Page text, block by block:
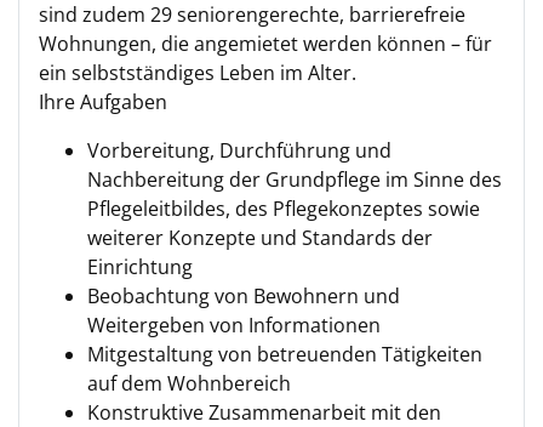
sind zudem 29 seniorengerechte, barrierefreie
Wohnungen, die angemietet werden können – für
ein selbstständiges Leben im Alter.
Ihre Aufgaben
Vorbereitung, Durchführung und
Nachbereitung der Grundpflege im Sinne des
Pflegeleitbildes, des Pflegekonzeptes sowie
weiterer Konzepte und Standards der
Einrichtung
Beobachtung von Bewohnern und
Weitergeben von Informationen
Mitgestaltung von betreuenden Tätigkeiten
auf dem Wohnbereich
Konstruktive Zusammenarbeit mit den